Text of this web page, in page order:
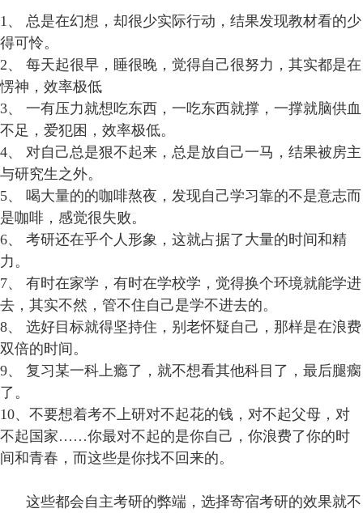
1、 总是在幻想，却很少实际行动，结果发现教材看的少
得可怜。
2、 每天起很早，睡很晚，觉得自己很努力，其实都是在
愣神，效率极低
3、 一有压力就想吃东西，一吃东西就撑，一撑就脑供血
不足，爱犯困，效率极低。
4、 对自己总是狠不起来，总是放自己一马，结果被房主
与研究生之外。
5、 喝大量的的咖啡熬夜，发现自己学习靠的不是意志而
是咖啡，感觉很失败。
6、 考研还在乎个人形象，这就占据了大量的时间和精
力。
7、 有时在家学，有时在学校学，觉得换个环境就能学进
去，其实不然，管不住自己是学不进去的。
8、 选好目标就得坚持住，别老怀疑自己，那样是在浪费
双倍的时间。
9、 复习某一科上瘾了，就不想看其他科目了，最后腿瘸
了。
10、不要想着考不上研对不起花的钱，对不起父母，对
不起国家……你最对不起的是你自己，你浪费了你的时
间和青春，而这些是你找不回来的。
这些都会自主考研的弊端，选择寄宿考研的效果就不